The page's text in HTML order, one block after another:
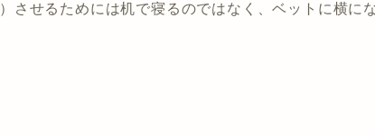
）させるためには机で寝るのではなく、ベットに横に